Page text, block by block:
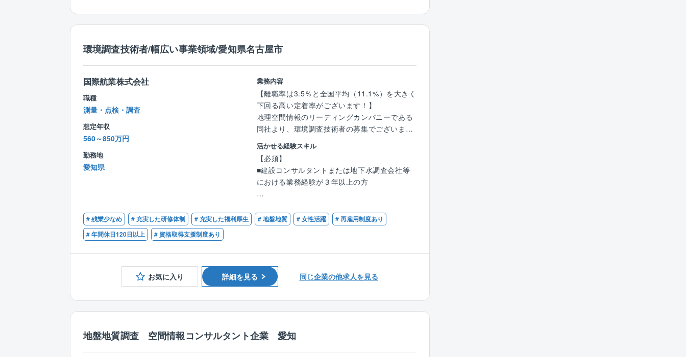
ます。
■充実の福利厚生：住宅手当、家族手当、退職
金制度など、生活を支える各種手当・制度が整
っています。
■高い育休取得実績：育児休業取得率100%（対
象者）など、ライフイベントに合わせた柔軟な
働き方を支援しており、長期的なキャリア形成
が可能です。
◇成長を加速させる「人材育成への投資」と
「挑戦できる環境」
プ研修が整っており、未経験からでも安心して
■難関資格「技術士」取得を強力に支援：資格
手当の支給はもちろん、学習サポート体制が充
実しており、技術者としての市場価値を高めら
れます。
■風通しの良い社風：大組織の歯車ではなく、
的に業務に取り組める環境です。意欲次第で早
環境調査技術者/幅広い事業領域/愛知県名古屋市
国際航業株式会社
職種
測量・点検・調査
想定年収
560～850万円
勤務地
愛知県
業務内容
【離職率は3.5％と全国平均（11.1%）を大きく
下回る高い定着率がございます！】
地理空間情報のリーディングカンパニーである
同社より、環境調査技術者の募集でございま
す。
勤務地は同社の名古屋支店です。
【具体的には】
■水文調査
■地下水解析
■自然由来重金属調査
■土壌汚染調査 等
一緒に業務を行っていただきます。
最初から1人で業務をすることは一切ないの
区画整理業務（20代後半）
建設コンサル未経験ですので大変な面はありま
活かせる経験スキル
【必須】
■建設コンサルタントまたは地下水調査会社等
における業務経験が３年以上の方
■技術士（建設部門 土質及び基礎、建設環境
／応用理学部門／農業部門）
業土木）
■地質調査技士
■土壌汚染調査技術管理者
■技術士補（建設部門／応用理学部門／農業部
門）
# 残業少なめ # 充実した研修体制 # 充実した福利厚生 # 地盤地質 # 女性活躍
# 再雇用制度あり
# 年間休日120日以上
# 資格取得支援制度あり
お気に入り 詳細を見る 同じ企業の他求人を見る
地盤地質調査 空間情報コンサルタント企業 愛知